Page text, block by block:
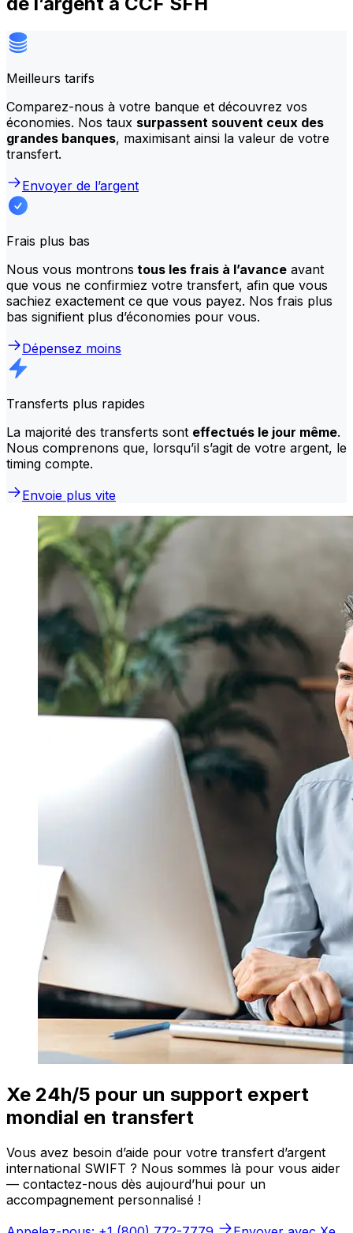
Meilleurs tarifs
Comparez-nous à votre banque et découvrez vos
économies. Nos taux surpassent souvent ceux des
grandes banques, maximisant ainsi la valeur de votre
transfert.
Envoyer de l’argent
Frais plus bas
Nous vous montrons tous les frais à l’avance avant
que vous ne confirmiez votre transfert, afin que vous
sachiez exactement ce que vous payez. Nos frais plus
bas signifient plus d’économies pour vous.
Dépensez moins
Transferts plus rapides
La majorité des transferts sont effectués le jour même.
Nous comprenons que, lorsqu’il s’agit de votre argent, le
timing compte.
Envoie plus vite
Xe 24h/5 pour un support expert
mondial en transfert
Vous avez besoin d’aide pour votre transfert d’argent
international SWIFT ? Nous sommes là pour vous aider
— contactez-nous dès aujourd’hui pour un
accompagnement personnalisé !